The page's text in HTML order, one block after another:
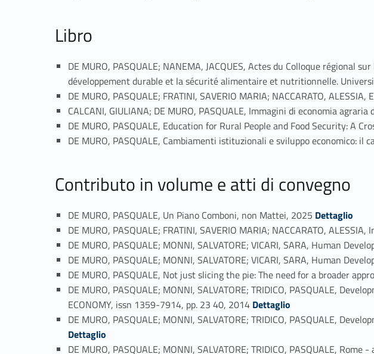
Libro
DE MURO, PASQUALE; NANEMA, JACQUES, Actes du Colloque régional
développement durable et la sécurité alimentaire et nutritionnelle.
DE MURO, PASQUALE; FRATINI, SAVERIO MARIA; NACCARATO,
CALCANI, GIULIANA; DE MURO, PASQUALE, Immagini di economia
DE MURO, PASQUALE, Education for Rural People and Food Security: A
DE MURO, PASQUALE, Cambiamenti istituzionali e sviluppo economico: il
Contributo in volume e atti di convegno
DE MURO, PASQUALE, Un Piano Comboni, non Mattei, 2025 Link identifier #identifier_person_154969-44
Dettaglio
DE MURO, PASQUALE; FRATINI, SAVERIO MARIA; NACCARATO,
DE MURO, PASQUALE; MONNI, SALVATORE; VICARI, SARA, Human
DE MURO, PASQUALE; MONNI, SALVATORE; VICARI, SARA, Human
DE MURO, PASQUALE, Not just slicing the pie: The need for a broader
DE MURO, PASQUALE; MONNI, SALVATORE; TRIDICO, PASQUALE,
ECONOMY, issn 1359-7914, pp. 23 40, 2014 Link identifier #identifier_person_128226-49
Dettaglio
DE MURO, PASQUALE; MONNI, SALVATORE; TRIDICO, PASQUALE,
Dettaglio
DE MURO, PASQUALE; MONNI, SALVATORE; TRIDICO, PASQUALE,